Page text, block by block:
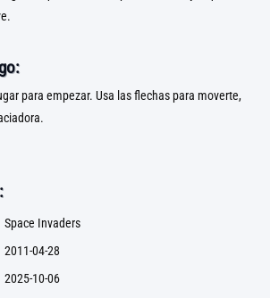
para empezar. Usa las flechas para moverte,
Space Invaders
2011-04-28
2025-10-06